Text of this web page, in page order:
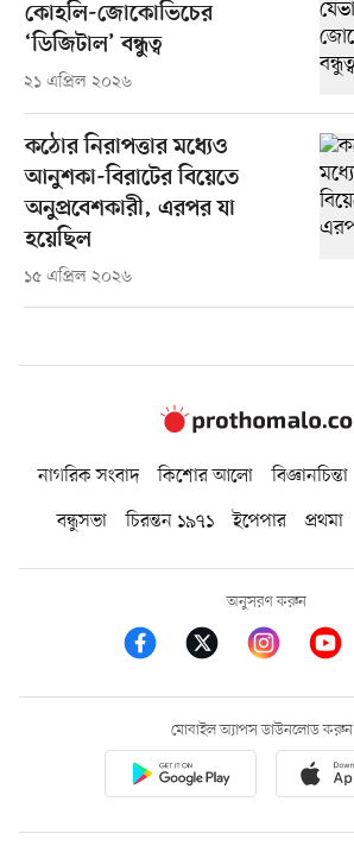
কোহলি-জোকোভিচের
‘ডিজিটাল’ বন্ধুত্ব
২১ এপ্রিল ২০২৬
কঠোর নিরাপত্তার মধ্যেও
আনুশকা-বিরাটের বিয়েতে
অনুপ্রবেশকারী, এরপর যা
হয়েছিল
১৫ এপ্রিল ২০২৬
নাগরিক সংবাদ কিশোর আলো বিজ্ঞানচিন্তা
বন্ধুসভা
চিরন্তন ১৯৭১ ইপেপার প্রথমা
অনুসরণ করুন
মোবাইল অ্যাপস ডাউনলোড করুন